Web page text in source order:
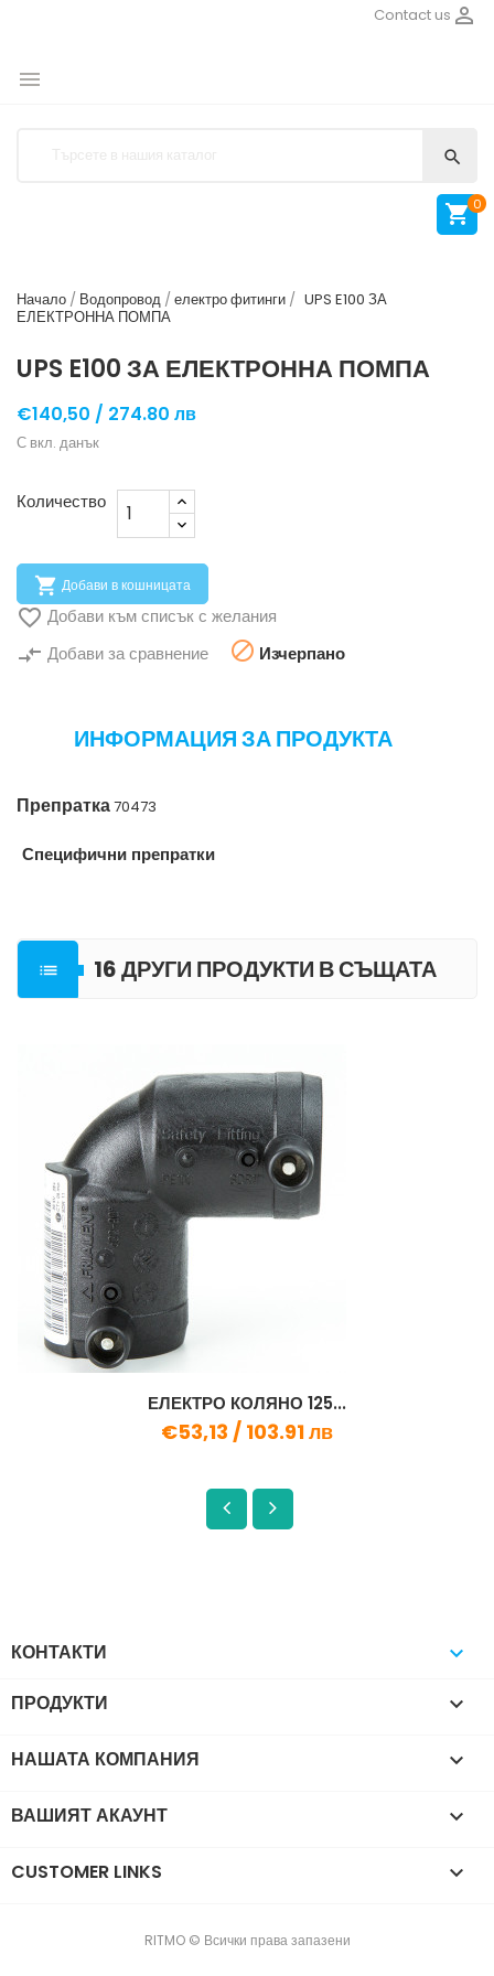

Contact us


 0
Начало Водопровод електро фитинги
UPS E100 ЗА
ЕЛЕКТРОННА ПОМПА
UPS E100 ЗА ЕЛЕКТРОННА ПОМПА
€140,50 / 274.80 лв
С вкл. данък
Количество
 Добави в кошницата
 Добави към списък с желания
compare_arrows Добави за сравнение  Изчерпано
ИНФОРМАЦИЯ ЗА ПРОДУКТА
Препратка70473
Специфични препратки

16 ДРУГИ ПРОДУКТИ В СЪЩАТА
ЕЛЕКТРО КОЛЯНО 125...
€53,13 / 103.91 лв
КОНТАКТИ 
ПРОДУКТИ 
НАШАТА КОМПАНИЯ 
ВАШИЯТ АКАУНТ 
CUSTOMER LINKS 
RITMO © Всички права запазени